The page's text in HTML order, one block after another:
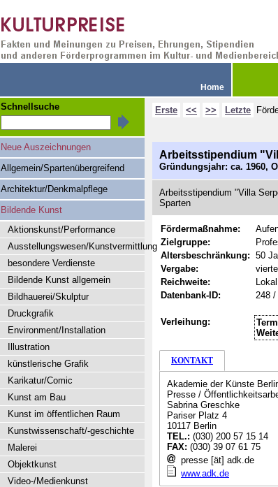
Home
Erste << >> Letzte
Arbeitsstipendium
Gründungsjahr: ca. 1960,
Arbeitsstipendium "Villa
Sparten
Fördermaßnahme:
Zielgruppe:
Altersbeschränkung: 50
Vergabe:
Reichweite:
Datenbank-ID:
248 /
Verleihung:
KONTAKT
Akademie der Künste
Presse /
Sabrina Greschke
Pariser Platz 4
10117 Berlin
TEL.: (030) 200 57 15 14
FAX: (030) 39 07 61 75
presse [ät] adk.de
www.adk.de
Schnellsuche
Neue Auszeichnungen
Allgemein/Spartenübergreifend
Architektur/Denkmalpflege
Bildende Kunst
Aktionskunst/Performance
Ausstellungswesen/Kunstvermittlung
besondere Verdienste
Bildende Kunst allgemein
Bildhauerei/Skulptur
Druckgrafik
Environment/Installation
Illustration
künstlerische Grafik
Karikatur/Comic
Kunst am Bau
Kunst im öffentlichen Raum
Kunstwissenschaft/-geschichte
Malerei
Objektkunst
Video-/Medienkunst